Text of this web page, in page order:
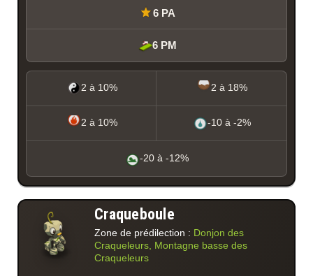
6 PA
6 PM
2 à 10% 2 à 18%
2 à 10% -10 à -2%
-20 à -12%
Craqueboule
Zone de prédilection : Donjon des
Craqueleurs, Montagne basse des
Craqueleurs